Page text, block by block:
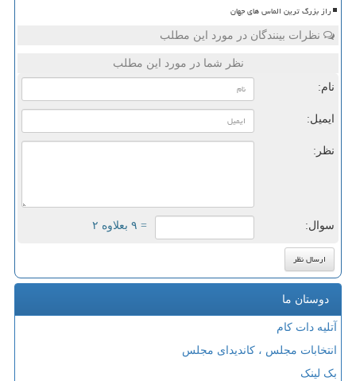
راز بزرگ ترین الماس های جهان
نظرات بینندگان در مورد این مطلب
نظر شما در مورد این مطلب
نام:
ایمیل:
نظر:
سوال: = ۹ بعلاوه ۲
دوستان ما
آتلیه دات کام
انتخابات مجلس ، کاندیدای مجلس
بک لینک